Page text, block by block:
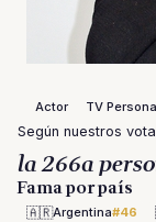
Actor TV
Según nuestros
la 266a
Fama por país
🇦🇷Argentina#46